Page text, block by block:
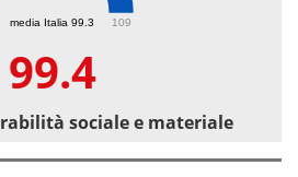
media Italia 99.3 109
99.4
sociale e materiale